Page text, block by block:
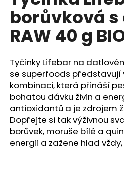
0,0
5
hvězdiček.
borůvková
RAW 40 g
Tyčinky Lifebar na
se superfoods představují
kombinaci, která přináší
bohatou dávku živin a
antioxidantů a je zdrojem
Dopřejte si tak výživnou
borůvek, moruše bílé a
energii a zažene hlad
a
j
í
?
HLEDAT